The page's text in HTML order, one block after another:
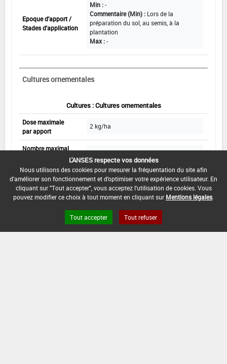
Epoque d'apport /
Stades d'application
Min :-
Commentaire (Min) : Lors de la
préparation du sol, au semis, à la
plantation
Max :-
Cultures ornementales
Cultures : Cultures ornementales
Dose maximale
par apport
2 kg/ha
Nombre maximal
3
Volume
de dilution
-
Ferti-irrigation , pulvérisation au sol
L'ANSES respecte vos données
Nous utilisons des cookies pour mesurer la fréquentation du site afin
d'améliorer son fonctionnement et d'optimiser votre expérience utilisateur. En
cliquant sur "Tout accepter", vous acceptez l'utilisation de cookies. Vous
pouvez modifier ce choix à tout moment en cliquant sur Mentions légales
Tout accepter Tout refuser